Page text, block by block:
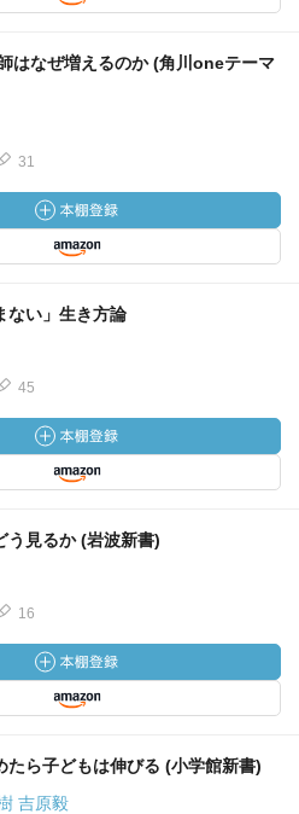
はなぜ増えるのか (角川oneテーマ
31
ない」生き方論
45
う見るか (岩波新書)
16
たら子どもは伸びる (小学館新書)
吉原毅